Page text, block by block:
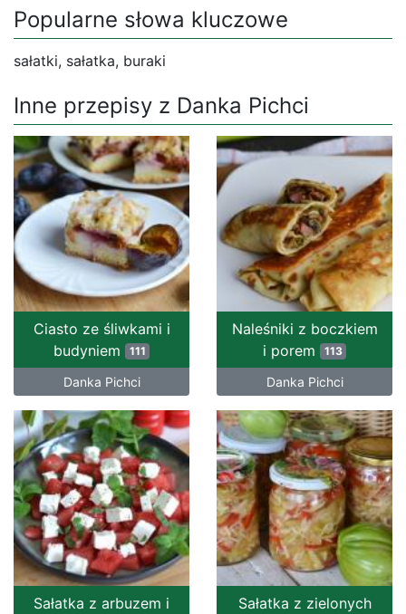
Popularne słowa kluczowe
sałatki, sałatka, buraki
Inne przepisy z Danka Pichci
Ciasto ze śliwkami i
budyniem
111
Danka Pichci
Naleśniki z boczkiem
i porem
113
Danka Pichci
Sałatka z arbuzem i
Sałatka z zielonych